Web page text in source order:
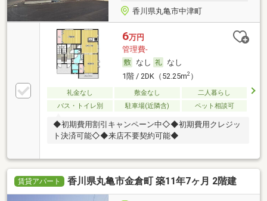
香川県丸亀市中津町
6万円
管理費-
なし
なし
1階 / 2DK（52.25m2）
礼金なし 敷金なし
二人暮らし
バス・トイレ別
駐車場(近隣含) ペット相談可
◆初期費用割引キャンペーン中◇◆初期費用クレジッ
ト決済可能◇◆来店不要契約可能◆
賃貸アパート 香川県丸亀市金倉町 築11年7ヶ月 2階建